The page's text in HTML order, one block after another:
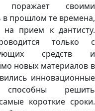
поражает своими
в прошлом те времена,
прием к дантисту.
только с
средств и
новых материалов в
инновационные
способны решить
короткие сроки.